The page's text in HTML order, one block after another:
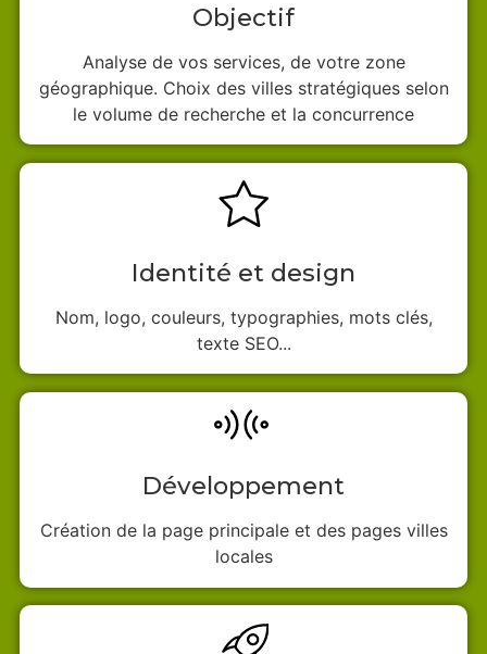
Objectif
Analyse de vos services, de votre zone
géographique. Choix des villes stratégiques selon
le volume de recherche et la concurrence
Identité et design
Nom, logo, couleurs, typographies, mots clés,
texte SEO...
Développement
Création de la page principale et des pages villes
locales